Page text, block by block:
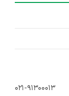
۰۲۱-۹۱۳۰۰۰۱۳